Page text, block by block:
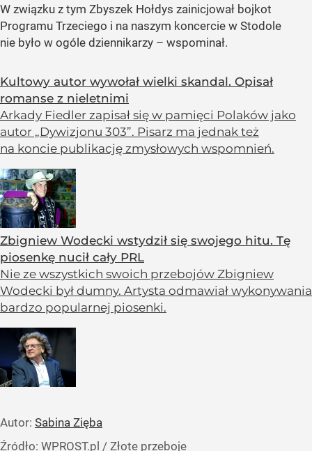
W związku z tym Zbyszek Hołdys zainicjował bojkot
Programu Trzeciego i na naszym koncercie w Stodole
nie było w ogóle dziennikarzy – wspominał.
Kultowy autor wywołał wielki skandal. Opisał
romanse z nieletnimi
Arkady Fiedler zapisał się w pamięci Polaków jako
autor „Dywizjonu 303”. Pisarz ma jednak też
na koncie publikację zmysłowych wspomnień.
Zbigniew Wodecki wstydził się swojego hitu. Tę
piosenkę nucił cały PRL
Nie ze wszystkich swoich przebojów Zbigniew
Wodecki był dumny. Artysta odmawiał wykonywania
bardzo popularnej piosenki.
Autor: Sabina Zięba
Źródło: WPROST.pl / Złote przeboje